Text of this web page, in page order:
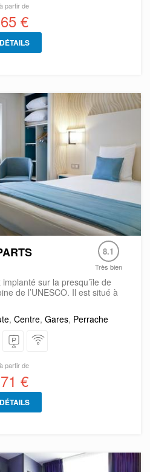
à partir de
65 €
DÉTAILS
8.1
Très bien
sur la presqu’île de
de l’UNESCO. Il est situé à
, Centre, Gares, Perrache
à partir de
71 €
DÉTAILS